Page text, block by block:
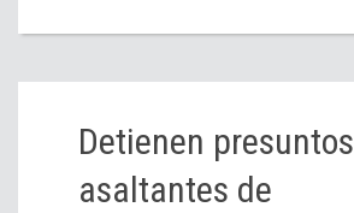
Detienen presuntos
asaltantes de